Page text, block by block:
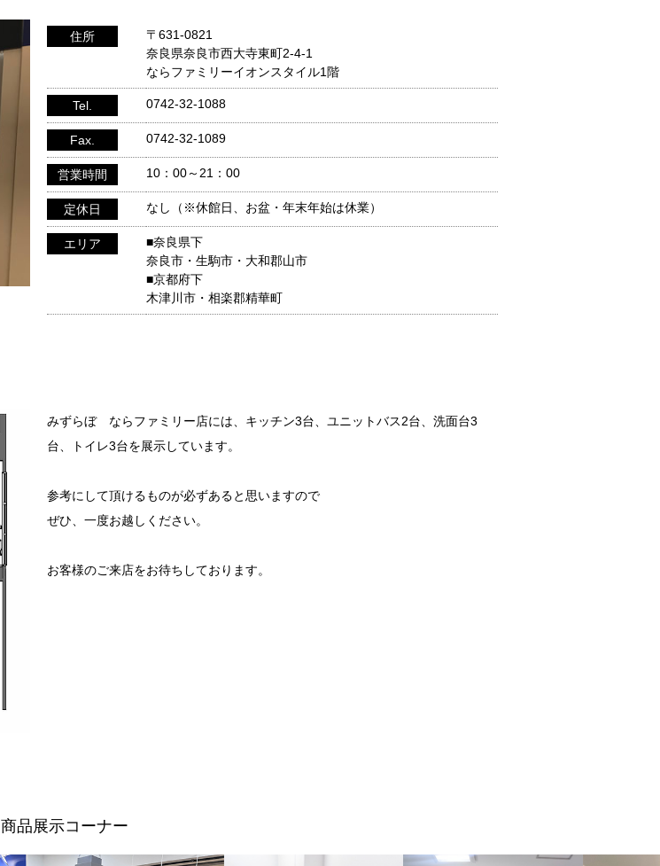
住所
〒631-0821
奈良県奈良市西大寺東町2-4-1
ならファミリーイオンスタイル1階
Tel. 0742-32-1088
Fax. 0742-32-1089
営業時間 10：00～21：00
定休日 なし（※休館日、お盆・年末年始は休業）
エリア
■奈良県下
奈良市・生駒市・大和郡山市
■京都府下
木津川市・相楽郡精華町
みずらぼ ならファミリー店には、キッチン3台、ユニットバス2台、洗面台3
台、トイレ3台を展示しています。
参考にして頂けるものが必ずあると思いますので
ぜひ、一度お越しください。
お客様のご来店をお待ちしております。
商品展示コーナー